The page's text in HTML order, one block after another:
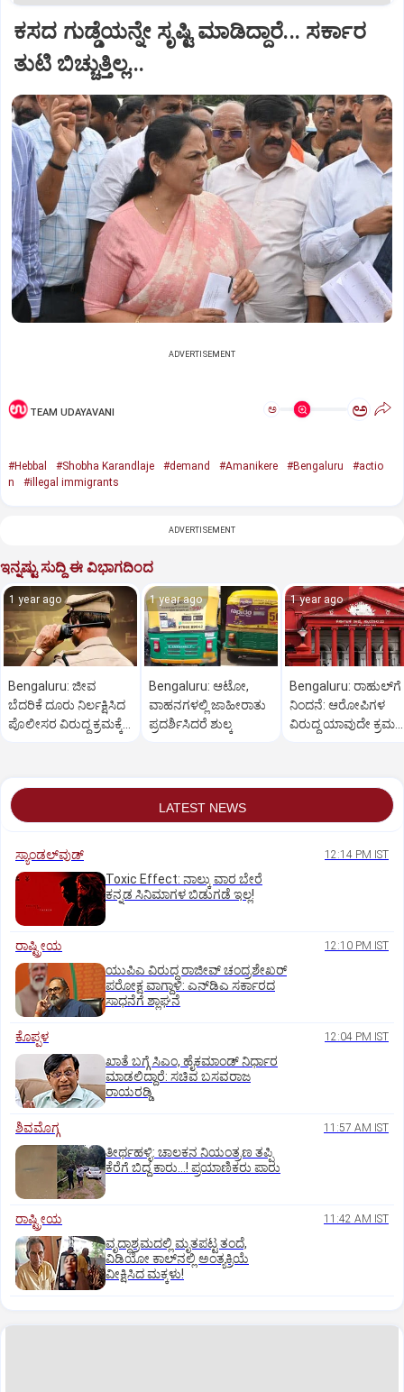
ಕಸದ ಗುಡ್ಡೆಯನ್ನೇ ಸೃಷ್ಟಿ ಮಾಡಿದ್ದಾರೆ... ಸರ್ಕಾರ
ತುಟಿ ಬಿಚ್ಚುತ್ತಿಲ್ಲ...
ADVERTISEMENT
TEAM UDAYAVANI ಅ ಅ
#Hebbal #Shobha Karandlaje #demand #Amanikere #Bengaluru
#actio
n
#illegal immigrants
ADVERTISEMENT
ಇನ್ನಷ್ಟು ಸುದ್ದಿ ಈ ವಿಭಾಗದಿಂದ
1 year ago
Bengaluru: ಜೀವ
ಬೆದರಿಕೆ ದೂರು ನಿರ್ಲಕ್ಷಿಸಿದ
ಪೊಲೀಸರ ವಿರುದ್ಧ ಕ್ರಮಕ್ಕೆ
1 year ago
Bengaluru: ಆಟೋ,
ವಾಹನಗಳಲ್ಲಿ ಜಾಹೀರಾತು
ಪ್ರದರ್ಶಿಸಿದರೆ ಶುಲ್ಕ
1 year ago
Bengaluru: ರಾಹುಲ್‌ಗೆ
ನಿಂದನೆ: ಆರೋಪಿಗಳ
ವಿರುದ್ಧ ಯಾವುದೇ ಕ್ರಮ
LATEST NEWS
ಸ್ಯಾಂಡಲ್‌ವುಡ್‌ 12:14 PM IST
Toxic Effect: ನಾಲ್ಕು ವಾರ ಬೇರೆ
ಕನ್ನಡ ಸಿನಿಮಾಗಳ ಬಿಡುಗಡೆ ಇಲ್ಲ!
ರಾಷ್ಟ್ರೀಯ 12:10 PM IST
ಯುಪಿಎ ವಿರುದ್ಧ ರಾಜೀವ್ ಚಂದ್ರಶೇಖರ್
ಪರೋಕ್ಷ ವಾಗ್ದಾಳಿ: ಎನ್‌ಡಿಎ ಸರ್ಕಾರದ
ಸಾಧನೆಗೆ ಶ್ಲಾಘನೆ
ಕೊಪ್ಪಳ 12:04 PM IST
ಖಾತೆ ಬಗ್ಗೆ ಸಿಎಂ, ಹೈಕಮಾಂಡ್ ನಿರ್ಧಾರ
ಮಾಡಲಿದ್ದಾರೆ: ಸಚಿವ ಬಸವರಾಜ
ರಾಯರಡ್ಡಿ
ಶಿವಮೊಗ್ಗ 11:57 AM IST
ತೀರ್ಥಹಳ್ಳಿ: ಚಾಲಕನ ನಿಯಂತ್ರಣ ತಪ್ಪಿ
ಕೆರೆಗೆ ಬಿದ್ದ ಕಾರು...! ಪ್ರಯಾಣಿಕರು ಪಾರು
ರಾಷ್ಟ್ರೀಯ 11:42 AM IST
ವೃದ್ಧಾಶ್ರಮದಲ್ಲಿ ಮೃತಪಟ್ಟ ತಂದೆ,
ವಿಡಿಯೋ ಕಾಲ್‌ನಲ್ಲಿ ಅಂತ್ಯಕ್ರಿಯೆ
ವೀಕ್ಷಿಸಿದ ಮಕ್ಕಳು!